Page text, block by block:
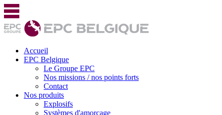
Accueil
EPC Belgique
Le Groupe EPC
Nos missions / nos points forts
Contact
Nos produits
Explosifs
Systèmes d'amorçage